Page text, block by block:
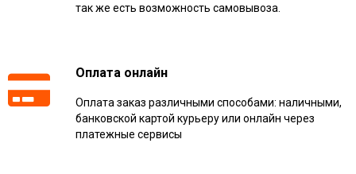
так же есть возможность самовывоза.
Оплата онлайн
Оплата заказ различными способами: наличными,
банковской картой курьеру или онлайн через
платежные сервисы